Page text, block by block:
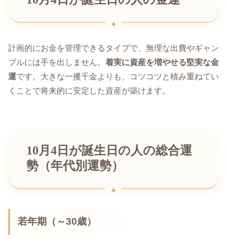
計画的にお金を管理できるタイプで、無理な出費やギャン
ブルには手を出しません。 着実に資産を増やせる堅実な金
運です。大きな一攫千金よりも、コツコツと積み重ねてい
くことで将来的に安定した資産が築けます。
10月4日が誕生日の人の総合運
勢（年代別運勢）
若年期（～30歳）